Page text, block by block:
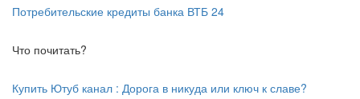
Потребительские кредиты банка ВТБ 24
Что почитать?
Купить Ютуб канал : Дорога в никуда или ключ к славе?